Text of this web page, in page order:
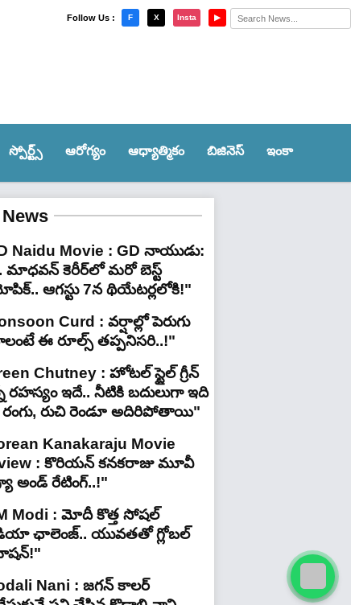
Follow Us : F X Insta ▶
స్పోర్ట్స్‌ ఆరోగ్యం ఆధ్యాత్మికం బిజినెస్ ఇంకా
×
Naidu Movie : GD నాయుడు:
మాధవన్‌ కెరీర్‌లో మరో బెస్ట్
ఆగస్టు 7న థియేటర్లలోకి!"
Curd : వర్షాల్లో పెరుగు
ఈ రూల్స్ తప్పనిసరి..!"
Chutney : హోటల్ స్టైల్ గ్రీన్
రహస్యం ఇదే.. నీటికి బదులుగా ఇది
రంగు, రుచి రెండూ అదిరిపోతాయి"
Kanakaraju Movie
: కొరియన్ కనకరాజు మూవీ
అండ్ రేటింగ్‌..!"
Modi : మోదీ కొత్త సోషల్
ఛాలెంజ్.. యువతతో గ్లోబల్
Nani : జగన్ కాలర్